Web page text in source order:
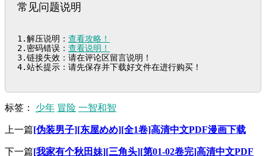
常见问题说明
1.解压说明： 查看攻略！
2.密码错误： 查看说明！
3.链接失效：请在评论区留言说明！
4.站长提示：请先保存并下载好文件在进行购买！
标签： 少年 冒险 一智和智
上一篇[伪装男子][东屋めめ][全1卷]高清中文PDF漫画下载
下一篇[我家有个秋田妹][三角头][第01-02卷完]高清中文PDF